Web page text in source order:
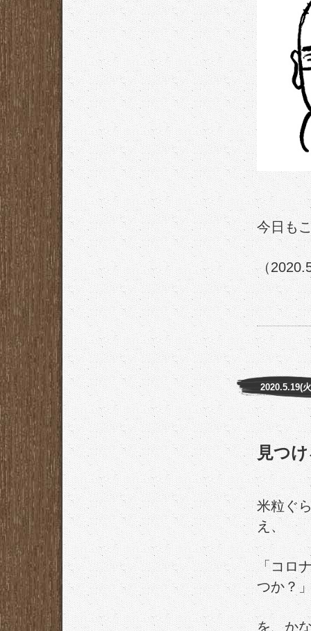
今日も
（
2020.5.19(
見つ
米粒ぐ
え、
「コロ
つか？
を、か